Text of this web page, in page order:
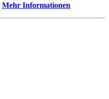
Mehr Informationen